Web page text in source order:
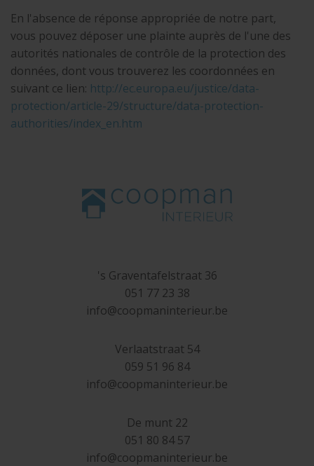
En l'absence de réponse appropriée de notre part,
vous pouvez déposer une plainte auprès de l'une des
autorités nationales de contrôle de la protection des
données, dont vous trouverez les coordonnées en
suivant ce lien: http://ec.europa.eu/justice/data-
protection/article-29/structure/data-protection-
authorities/index_en.htm
's Graventafelstraat 36
051 77 23 38
info@coopmaninterieur.be
Verlaatstraat 54
059 51 96 84
info@coopmaninterieur.be
De munt 22
051 80 84 57
info@coopmaninterieur.be